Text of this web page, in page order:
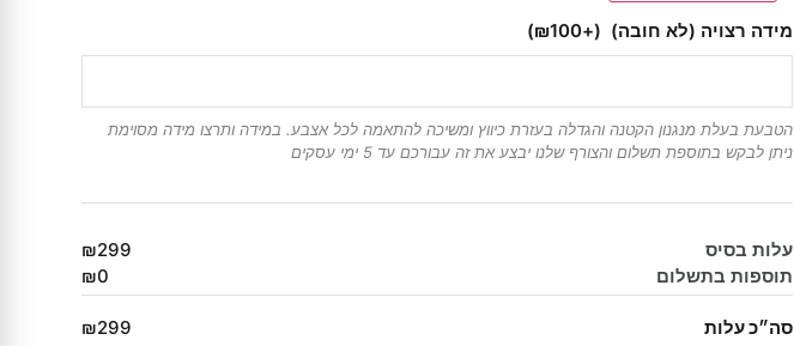
מידה רצויה (לא חובה) (+₪100)
הטבעת בעלת מנגנון הקטנה והגדלה בעזרת כיווץ ומשיכה להתאמה לכל אצבע. במידה ותרצו מידה מסוימת
ניתן לבקש בתוספת תשלום והצורף שלנו יבצע את זה עבורכם עד 5 ימי עסקים
עלות בסיס
₪299
תוספות בתשלום
₪0
סה״כ עלות ₪299